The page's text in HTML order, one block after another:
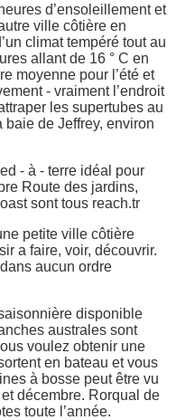
d’ensoleillement et
ville côtière en
climat tempéré tout au
allant de 16 ° C en
moyenne pour l’été et
- vraiment l’endroit
les supertubes au
de Jeffrey, environ
- à - terre idéal pour
Route des jardins,
sont tous reach.tr
petite ville côtière
a faire, voir, découvrir.
aucun ordre
disponible
australes sont
voulez obtenir une
en bateau et vous
à bosse peut être vu
décembre. Rorqual de
toute l’année.